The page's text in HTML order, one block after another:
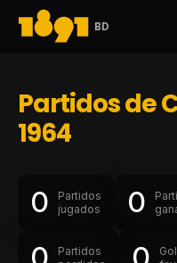
BD
Partidos de
1964
0
Partidos
jugados
0
Partidos